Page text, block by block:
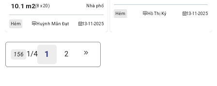
Nhà phố
10.1 m2(8 x 20)
13-11-2025
Hẻm Huỳnh Mẫn Đạt
13-11-2025
Hẻm Hồ Thị Kỷ
156 1/4 1 2